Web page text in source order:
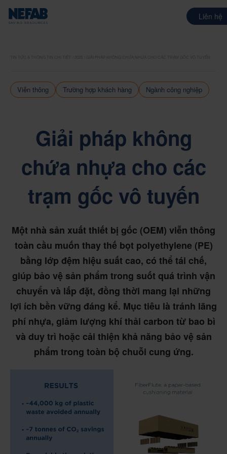
Liên hệ
GIẢI PHÁP KHÔNG CHỨA NHỰA CHO CÁC TRẠM GỐC VÔ TUYẾN
Viễn thông Trường hợp khách hàng Ngành công nghiệp
Giải pháp không
chứa nhựa cho các
trạm gốc vô tuyến
Một nhà sản xuất thiết bị gốc (OEM) viễn thông
toàn cầu muốn thay thế bọt polyethylene (PE)
bằng lớp đệm hiệu suất cao, có thể tái chế,
giúp bảo vệ sản phẩm trong suốt quá trình vận
chuyển và lắp đặt, đồng thời mang lại những
lợi ích bền vững đáng kể. Mục tiêu là tránh lãng
phí nhựa, giảm lượng khí thải carbon từ bao bì
và duy trì hoặc cải thiện khả năng bảo vệ sản
phẩm trong toàn bộ chuỗi cung ứng.